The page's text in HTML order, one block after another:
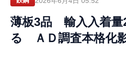
薄板3品 輸入入着量
る ＡＤ調査本格化